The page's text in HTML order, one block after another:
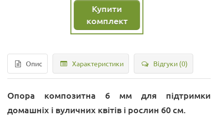
комплект
Опис Характеристики Відгуки (0)
Опора композитна 6 мм для підтримки
домашніх і вуличних квітів і рослин 60 см.